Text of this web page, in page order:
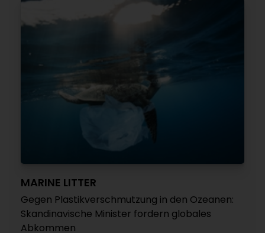
MARINE LITTER
Gegen Plastikverschmutzung in den Ozeanen:
Skandinavische Minister fordern globales
Abkommen